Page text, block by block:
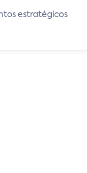
estratégicos